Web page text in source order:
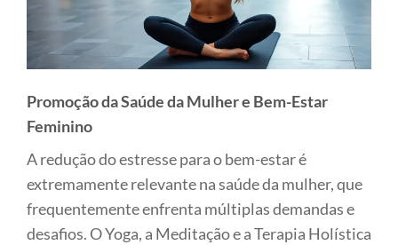
Promoção da Saúde da Mulher e Bem-Estar
Feminino
A redução do estresse para o bem-estar é
extremamente relevante na saúde da mulher, que
frequentemente enfrenta múltiplas demandas e
desafios. O Yoga, a Meditação e a Terapia Holística